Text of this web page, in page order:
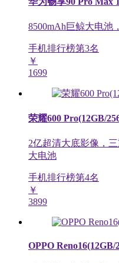
8500mAh巨鲸大电池
手机排行榜第3名
￥
1699
荣耀600 Pro(12GB/
2亿超清大底影像，
大电池
手机排行榜第4名
￥
3899
OPPO Reno16(12GB/